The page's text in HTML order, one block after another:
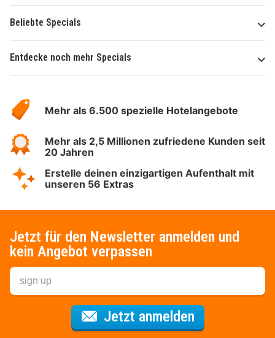
Beliebte Specials
Entdecke noch mehr Specials
Hotelspecials
Mehr als 6.500 spezielle Hotelangebote
Mehr als 2,5 Millionen zufriedene Kunden seit
20 Jahren
Erstelle deinen einzigartigen Aufenthalt mit
unseren 56 Extras
Jetzt für den Newsletter anmelden und
kein Angebot verpassen
Jetzt anmeldenFür den